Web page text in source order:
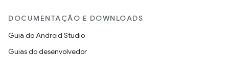
DOCUMENTAÇÃO E DOWNLOADS
Guia do Android Studio
Guias do desenvolvedor